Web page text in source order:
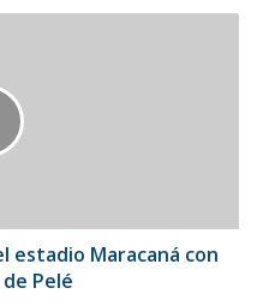
estadio Maracaná con
Pelé